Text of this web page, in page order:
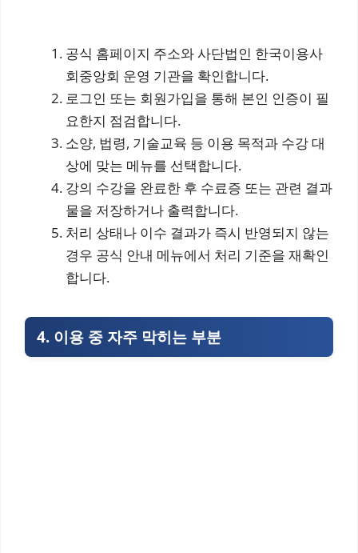
공식 홈페이지 주소와 사단법인 한국이용사
회중앙회 운영 기관을 확인합니다.
로그인 또는 회원가입을 통해 본인 인증이 필
요한지 점검합니다.
소양, 법령, 기술교육 등 이용 목적과 수강 대
상에 맞는 메뉴를 선택합니다.
강의 수강을 완료한 후 수료증 또는 관련 결과
물을 저장하거나 출력합니다.
처리 상태나 이수 결과가 즉시 반영되지 않는
경우 공식 안내 메뉴에서 처리 기준을 재확인
합니다.
4. 이용 중 자주 막히는 부분